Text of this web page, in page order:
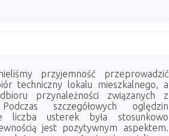
przyjemność przeprowadzić
techniczny lokalu mieszkalnego, a
przynależności związanych z
szczegółowych oględzin
liczba usterek była stosunkowo
jest pozytywnym aspektem.